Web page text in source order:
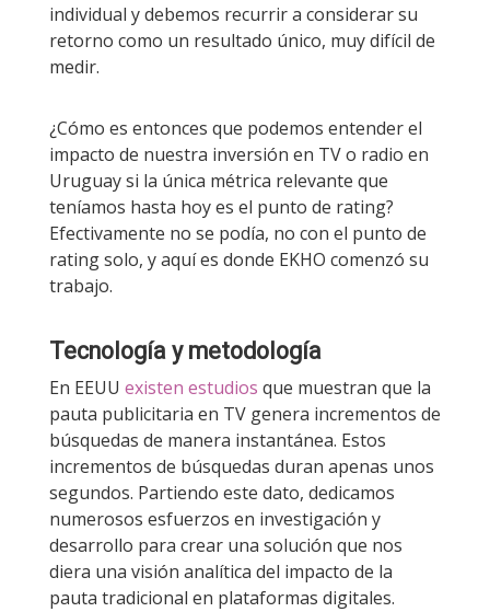
individual y debemos recurrir a considerar su
retorno como un resultado único, muy difícil de
medir.
¿Cómo es entonces que podemos entender el
impacto de nuestra inversión en TV o radio en
Uruguay si la única métrica relevante que
teníamos hasta hoy es el punto de rating?
Efectivamente no se podía, no con el punto de
rating solo, y aquí es donde EKHO comenzó su
trabajo.
Tecnología y metodología
En EEUU existen estudios que muestran que la
pauta publicitaria en TV genera incrementos de
búsquedas de manera instantánea. Estos
incrementos de búsquedas duran apenas unos
segundos. Partiendo este dato, dedicamos
numerosos esfuerzos en investigación y
desarrollo para crear una solución que nos
diera una visión analítica del impacto de la
pauta tradicional en plataformas digitales.